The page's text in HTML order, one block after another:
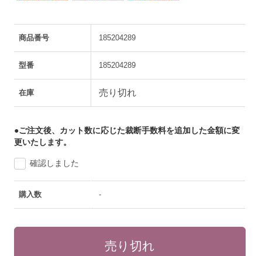
商品番号 185204289
型番 185204289
在庫 売り切れ
●ご注文後、カット数に応じた裁断手数料を追加した金額に変
更いたします。
確認しました
購入数 -